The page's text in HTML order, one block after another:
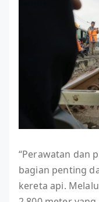
“Perawatan dan
bagian penting
kereta api.